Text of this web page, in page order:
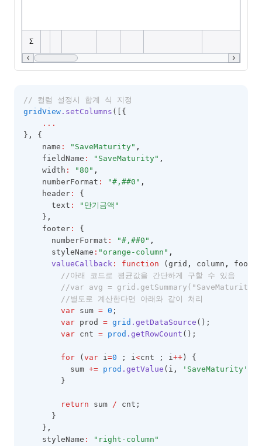
// 컬럼 설정시 합계 식 지정
gridView .setColumns ([{
...
} ,
{
    name
: "SaveMaturity" ,
    fieldName
: "SaveMaturity" ,
    width
: "80" ,
    numberFormat
: "#,##0" ,
    header
:
{
      text
:
"만기금액"
    }
,
    footer
:
{
      numberFormat
: "#,##0" ,
      styleName
: "orange-column" ,
valueCallback : function (grid , column ,
//아래 코드로 평균값을 간단하게 구할 수 있음
//var avg =
//별도로 계산한다면 아래와 같이 처리
var sum = 0 ;
var prod = grid .getDataSource ();
var cnt = prod .getRowCount ();
for ( var i=0 ; i<cnt ; i++ ) {
          sum
+= prod .getValue (i , 'SaveMaturity'
        }
return sum / cnt;
      }
    }
,
    styleName
:
"right-column"